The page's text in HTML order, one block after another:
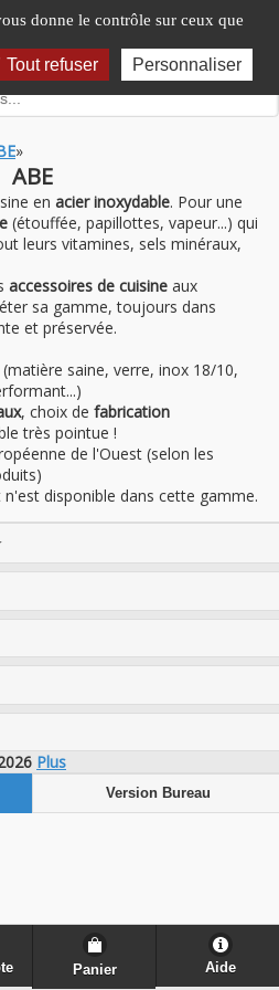
donne le contrôle sur ceux que
Tout refuser Personnaliser
»
ABE
en acier inoxydable. Pour une
(étouffée, papillottes, vapeur...) qui
leurs vitamines, sels minéraux,
accessoires de cuisine aux
sa gamme, toujours dans
et préservée.
(matière saine, verre, inox 18/10,
, choix de fabrication
très pointue !
de l'Ouest (selon les
disponible dans cette gamme.
Plus
Version Bureau
Panier Aide